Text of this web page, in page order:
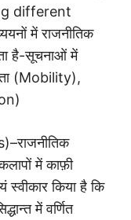
different
में राजनीतिक
है-सूचनाओं में
(Mobility),
में काफ़ी
किया है कि
में वर्णित